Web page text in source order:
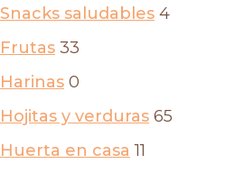
Snacks saludables 4
Frutas 33
Harinas 0
Hojitas y verduras 65
Huerta en casa 11